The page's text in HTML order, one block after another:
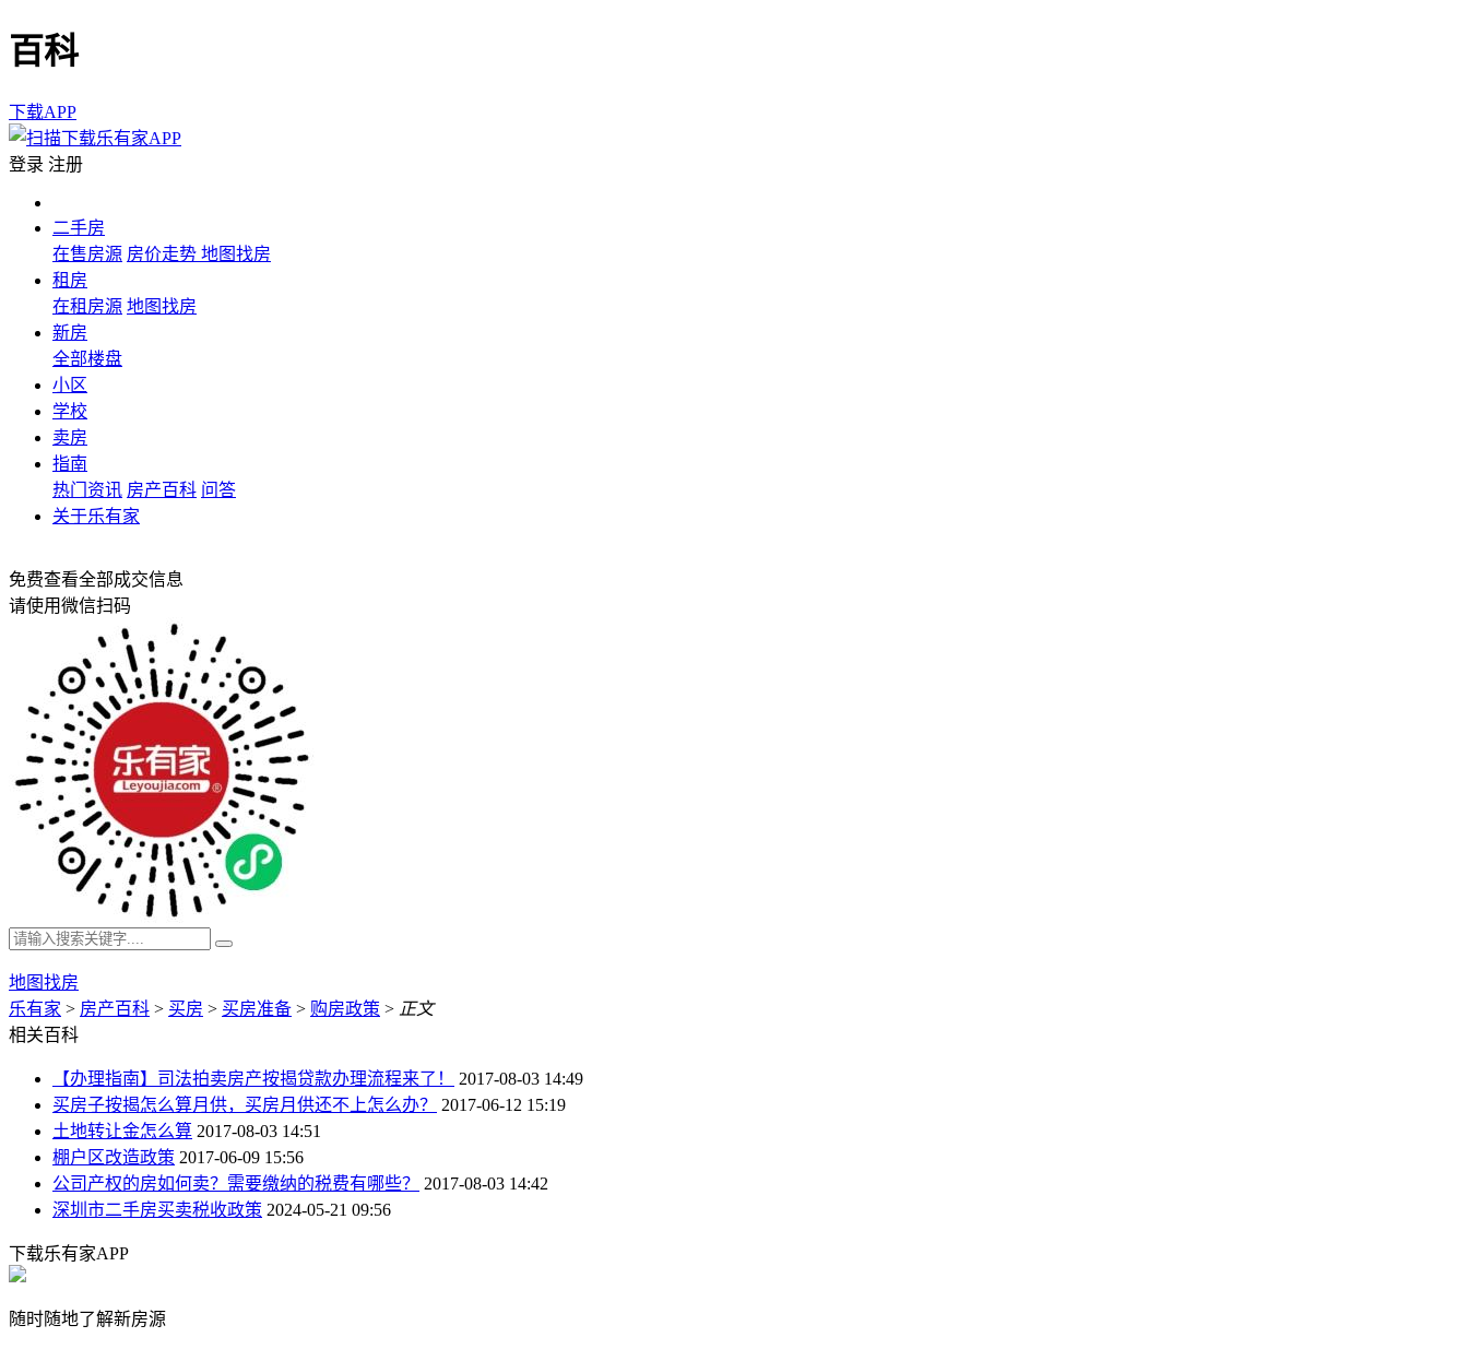
百科
下载APP
登录 注册
二手房
在售房源 房价走势 地图找房
租房
在租房源 地图找房
新房
全部楼盘
小区
学校
卖房
指南
热门资讯 房产百科 问答
关于乐有家
免费查看全部成交信息
请使用微信扫码
地图找房
乐有家 > 房产百科 > 买房 > 买房准备 > 购房政策 > 正文
相关百科
【办理指南】司法拍卖房产按揭贷款办理流程来了！
2017-08-03 14:49
买房子按揭怎么算月供，买房月供还不上怎么办？
2017-06-12 15:19
土地转让金怎么算 2017-08-03 14:51
棚户区改造政策 2017-06-09 15:56
公司产权的房如何卖？需要缴纳的税费有哪些？
2017-08-03 14:42
深圳市二手房买卖税收政策 2024-05-21 09:56
下载乐有家APP
随时随地了解新房源